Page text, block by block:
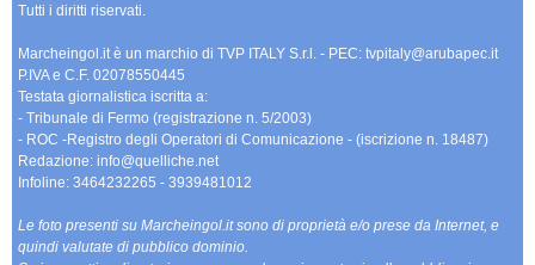
Tutti i diritti riservati.
Marcheingol.it è un marchio di TVP ITALY S.r.l. - PEC: tvpitaly@arubapec.it
P.IVA e C.F. 02078550445
Testata giornalistica iscritta a:
- Tribunale di Fermo (registrazione n. 5/2003)
- ROC -Registro degli Operatori di Comunicazione - (iscrizione n. 18487)
Redazione: info@quelliche.net
Infoline: 3464232265 - 3939481012
Le foto presenti su Marcheingol.it sono di proprietà e/o prese da Internet, e
quindi valutate di pubblico dominio.